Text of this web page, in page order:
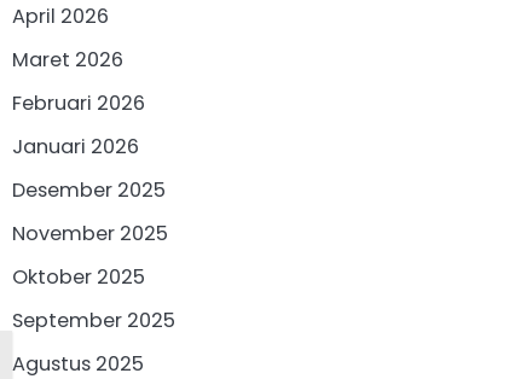
April 2026
Maret 2026
Februari 2026
Januari 2026
Desember 2025
November 2025
Oktober 2025
September 2025
Agustus 2025